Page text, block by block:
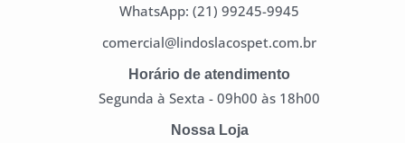
WhatsApp: (21) 99245-9945
comercial@lindoslacospet.com.br
Horário de atendimento
Segunda à Sexta - 09h00 às 18h00
Nossa Loja